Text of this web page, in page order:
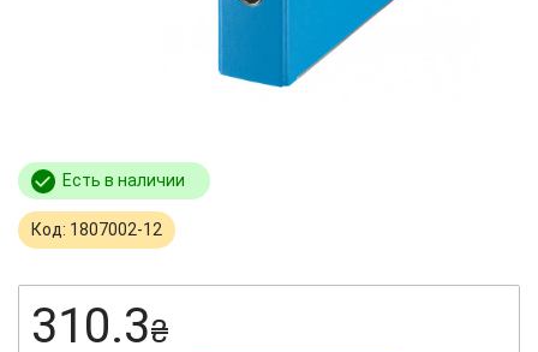
Есть в наличии
Код: 1807002-12
310.3₴